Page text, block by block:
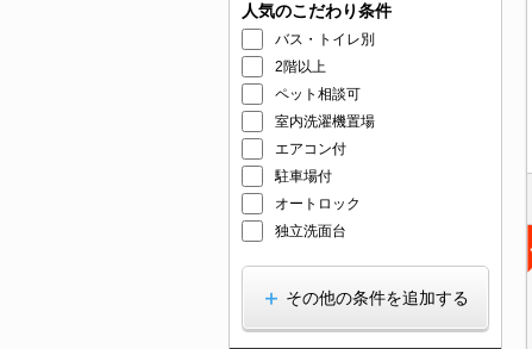
人気のこだわり条件
バス・トイレ別
2階以上
ペット相談可
室内洗濯機置場
エアコン付
駐車場付
オートロック
独立洗面台
その他の条件を追加する